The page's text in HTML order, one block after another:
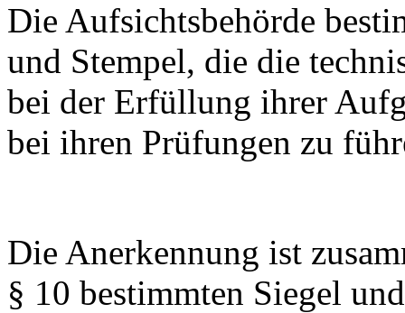
Die Aufsichtsbehörde
und Stempel, die die
bei der Erfüllung ihrer
bei ihren Prüfungen zu
Die Anerkennung ist
§ 10 bestimmten Siegel